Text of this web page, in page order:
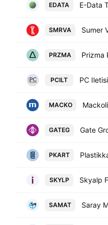
EDATA
SMRVA Sumer
PRZMA
PCILT
MACKO
GATEG
PKART
SKYLP
SAMAT